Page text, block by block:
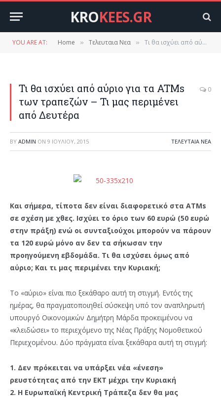
KROKEES.GR
YOU ARE AT: Home » Τελευταια Νεα » Τι θα ισχύει από αύριο για τα ATMs των τραπεζών – Τι μας περιμένει από Δευτέρα
Τι θα ισχύει από αύριο για τα ATMs
των τραπεζών – Τι μας περιμένει
από Δευτέρα
0
BY ADMIN ON 9 ΙΟΥΛΊΟΥ, 2015 ΤΕΛΕΥΤΑΙΑ ΝΕΑ
Και σήμερα, τίποτα δεν είναι διαφορετικό στα ATMs
σε σχέση με χθες. Ισχύει το όριο των 60 ευρώ (50 ευρώ
στην πράξη) ενώ οι συνταξιούχοι μπορούν να πάρουν
τα 120 ευρώ μόνο αν δεν τα σήκωσαν την
προηγούμενη εβδομάδα. Τι θα ισχύσει όμως από
αύριο; Και τι μας περιμένει την Κυριακή;
Το «αύριο» είναι πιο ξεκάθαρο αυτή τη στιγμή. Εντός της
ημέρας, θα πραγματοποιηθεί σύσκεψη υπό τον αναπληρωτή
υπουργό Οικονομικών Δημήτρη Μάρδα προκειμένου να
«κλειδώσει» το περιεχόμενο της Νέας Πράξης Νομοθετικού
Περιεχομένου. Δύο πράγματα είναι ξεκάθαρα αυτή τη στιγμή:
1. Δεν πρόκειται να υπάρξει νέα «ένεση»
ρευστότητας από την ΕΚΤ μέχρι την Κυριακή
2. Η Ευρωπαϊκή Κεντρική Τράπεζα δεν θα μας